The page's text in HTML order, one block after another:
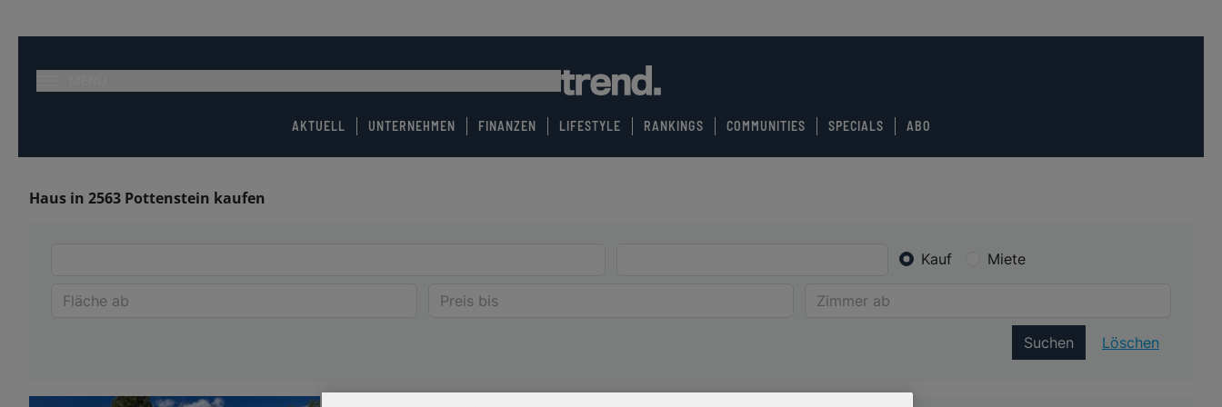
AKTUELL UNTERNEHMEN FINANZEN LIFESTYLE RANKINGS COMMUNITIES SPECIALS ABO
Haus in 2563 Pottenstein kaufen
Kauf Miete
Suchen Löschen